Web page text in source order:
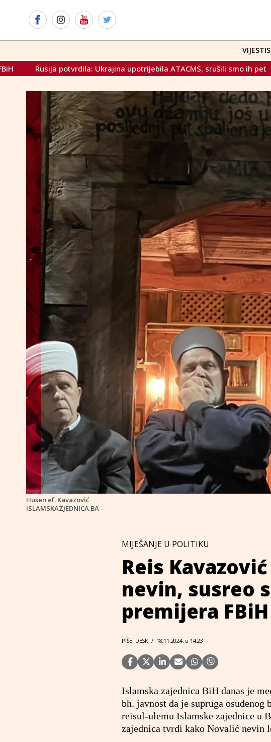
VIJESTI
upotrijebila ATACMS, srušili smo ih pet Medvedev: "Možda je
Husen ef. Kavazović
ISLAMSKAZJEDNICA.BA -
MIJEŠANJE U POLITIKU
Reis
nevin, susreo
premijera FBiH
PIŠE: DESK / 18.11.2024. u 14:23
Islamska zajednica BiH danas je
bh. javnost da je supruga
reisul-ulemu Islamske zajednice u
zajednica tvrdi kako Novalić nevin